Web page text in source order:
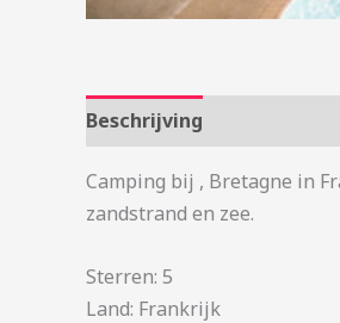
Beschrijving
Camping bij , Bretagne in
zandstrand en zee.
Sterren: 5
Land: Frankrijk